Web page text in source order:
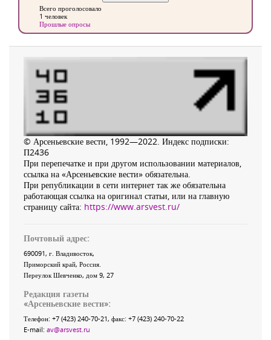
Всего проголосовало
1 человек
Прошлые опросы
© Арсеньевские вести, 1992—2022. Индекс подписки:
П2436
При перепечатке и при другом использовании материалов,
ссылка на «Арсеньевские вести» обязательна.
При републикации в сети интернет так же обязательна
работающая ссылка на оригинал статьи, или на главную
страницу сайта: https://www.arsvest.ru/
Почтовый адрес:
690091, г. Владивосток,
Приморский край, Россия
Переулок Шевченко, дом 9, 27
Редакция газеты
«Арсеньевские вести»:
Телефон: +7 (423) 240-70-21, факс: +7 (423) 240-70-22
E-mail: av@arsvest.ru